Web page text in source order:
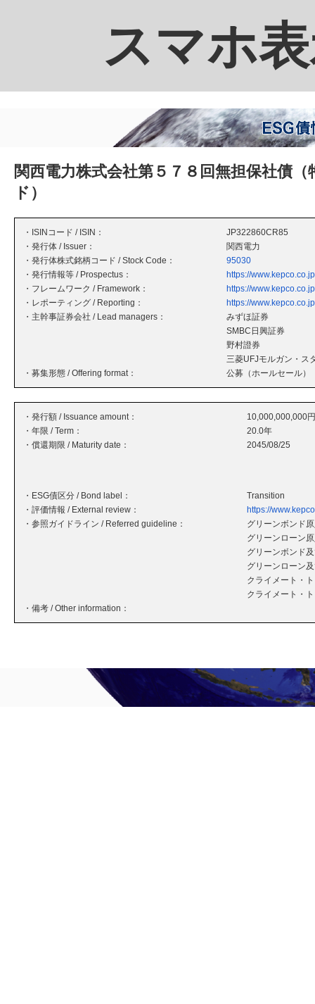
スマホ
関西電力株式会社第５７８回無担保社債
ド）
・ISINコード / ISIN：
JP322860CR85
・発行体 / Issuer：
関西電力
・発行体株式銘柄コード / Stock Code：
95030
・発行情報等 / Prospectus：
https://
・フレームワーク / Framework：
https://
・レポーティング / Reporting：
https://
・主幹事証券会社 / Lead managers：
みずほ証券
SMBC日興証券
野村證券
三菱UFJモルガン・ス
・募集形態 / Offering format：
公募（ホールセール）
・発行額 / Issuance amount：
10,000,000,000円
・年限 / Term：
20.0年
・償還期限 / Maturity date：
2045/08/25
・ESG債区分 / Bond label：
Transition
・評価情報 / External review：
https://
・参照ガイドライン / Referred guideline：
グリーンボンド
グリーンローン
グリーンボンド
グリーンローン
クライメート・
クライメート・
・備考 / Other information：